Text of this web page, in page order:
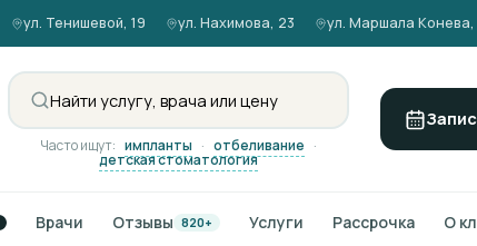
ул. Тенишевой, 19 ул. Нахимова, 23 ул. Маршала Конева,
Часто ищут: импланты · отбеливание ·
детская стоматология
Врачи Отзывы 820+ Услуги Рассрочка О